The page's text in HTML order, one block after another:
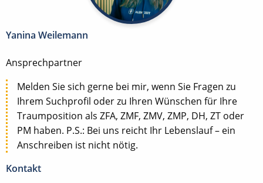
Yanina Weilemann
Ansprechpartner
Melden Sie sich gerne bei mir, wenn Sie Fragen zu
Ihrem Suchprofil oder zu Ihren Wünschen für Ihre
Traumposition als ZFA, ZMF, ZMV, ZMP, DH, ZT oder
PM haben. P.S.: Bei uns reicht Ihr Lebenslauf – ein
Anschreiben ist nicht nötig.
Kontakt